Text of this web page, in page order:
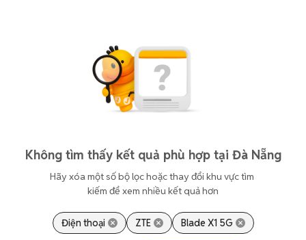
Không tìm thấy kết quả phù hợp tại Đà Nẵng
Hãy xóa một số bộ lọc hoặc thay đổi khu vực tìm
kiếm để xem nhiều kết quả hơn
Điện thoại ZTE Blade X1 5G